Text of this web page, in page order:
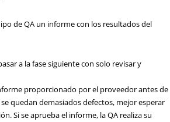
de QA un informe con los resultados del
a la fase siguiente con solo revisar y
proporcionado por el proveedor antes de
quedan demasiados defectos, mejor esperar
Si se aprueba el informe, la QA realiza su